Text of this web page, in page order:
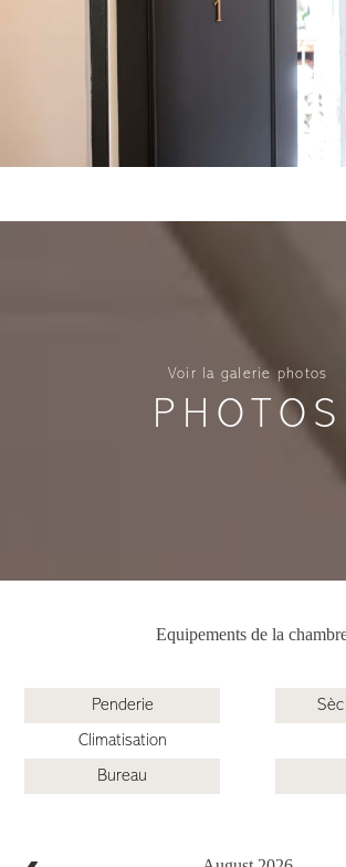
Voir la galerie photos
PHOTOS
Equipements de la
Penderie
Climatisation
Bureau